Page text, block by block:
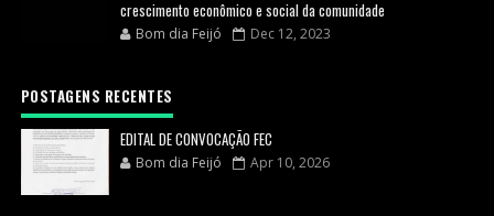
crescimento econômico e social da comunidade
Bom dia Feijó Dec 12, 2023
POSTAGENS RECENTES
EDITAL DE CONVOCAÇÃO FEC
Bom dia Feijó Apr 10, 2026